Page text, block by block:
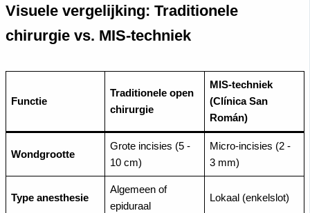
Visuele vergelijking: Traditionele
chirurgie vs. MIS-techniek
Functie
Traditionele open
chirurgie
MIS-techniek
(Clínica San
Román)
Wondgrootte
Grote incisies (5 -
10 cm)
Micro-incisies (2 -
3 mm)
Type anesthesie
Algemeen of
epiduraal
Lokaal (enkelslot)